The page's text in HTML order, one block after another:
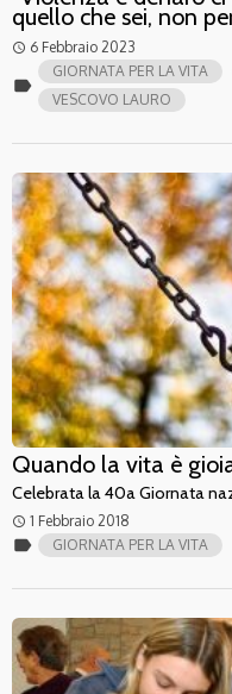
quello che sei, non
access_time 6 Febbraio 2023
label
GIORNATA PER LA VITA
VESCOVO LAURO
Quando la vita è
Celebrata la 40a Giornata
access_time 1 Febbraio 2018
label GIORNATA PER LA VITA